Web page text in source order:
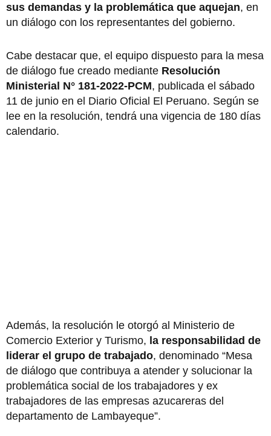
sus demandas y la problemática que aquejan, en
un diálogo con los representantes del gobierno.
Cabe destacar que, el equipo dispuesto para la mesa
de diálogo fue creado mediante Resolución
Ministerial N° 181-2022-PCM, publicada el sábado
11 de junio en el Diario Oficial El Peruano. Según se
lee en la resolución, tendrá una vigencia de 180 días
calendario.
Además, la resolución le otorgó al Ministerio de
Comercio Exterior y Turismo, la responsabilidad de
liderar el grupo de trabajado, denominado “Mesa
de diálogo que contribuya a atender y solucionar la
problemática social de los trabajadores y ex
trabajadores de las empresas azucareras del
departamento de Lambayeque”.